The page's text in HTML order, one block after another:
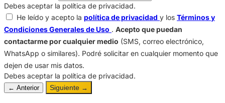
Debes aceptar la política de privacidad.
He leído y acepto la política de privacidad y los Términos y
Condiciones Generales de Uso . Acepto que puedan
contactarme por cualquier medio (SMS, correo electrónico,
WhatsApp o similares). Podré solicitar en cualquier momento que
dejen de usar mis datos.
Debes aceptar la política de privacidad.
← Anterior Siguiente →